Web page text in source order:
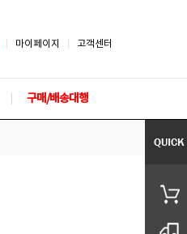
고객센터
마이페이지
구매/배송대행